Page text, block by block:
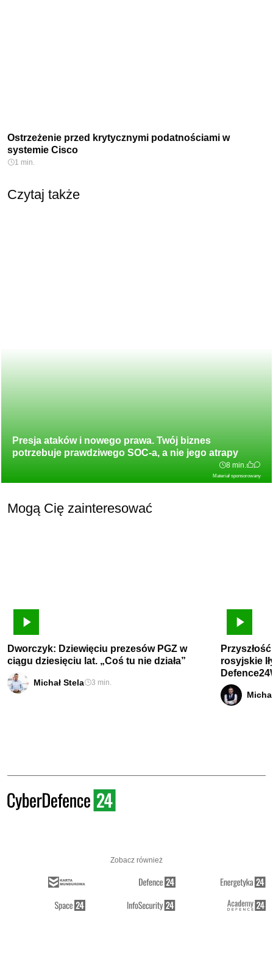
Ostrzeżenie przed krytycznymi podatnościami w
systemie Cisco
1 min.
Czytaj także
Presja ataków i nowego prawa. Twój biznes
potrzebuje prawdziwego SOC-a, a nie jego atrapy
Materiał sponsorowany
8 min.
Mogą Cię zainteresować
Dworczyk: Dziewięciu prezesów PGZ w
ciągu dziesięciu lat. „Coś tu nie działa”
Michał Stela 3 min.
rosyjskie
Zobacz również